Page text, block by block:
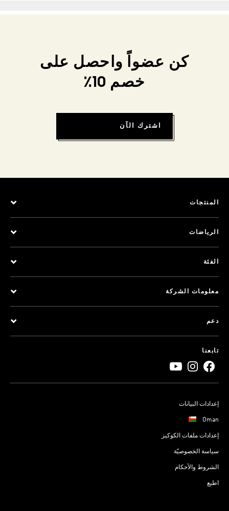
كن عضواً واحصل على
خصم 10٪
اشترك الآن
المنتجات
الرياضات
الفئة
معلومات الشركة
دعم
تابعنا
إعدادات البيانات
Oman
إعدادات ملفات الكوكيز
سياسة الخصوصيّة
الشروط والأحكام
اطبع